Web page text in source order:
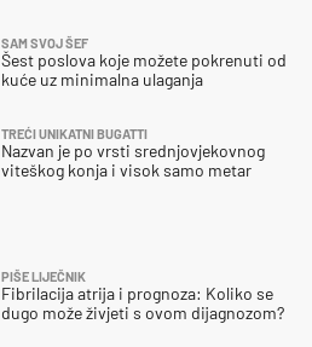
PIŠE LIJEČNIK
Fibrilacija atrija i prognoza: Koliko se
dugo može živjeti s ovom dijagnozom?
SAM SVOJ ŠEF
Šest poslova koje možete pokrenuti od
kuće uz minimalna ulaganja
TREĆI UNIKATNI BUGATTI
Nazvan je po vrsti srednjovjekovnog
viteškog konja i visok samo metar